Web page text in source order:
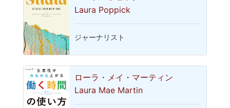
Laura Poppick
ジャーナリスト
ローラ・メイ・マーティン
Laura Mae Martin